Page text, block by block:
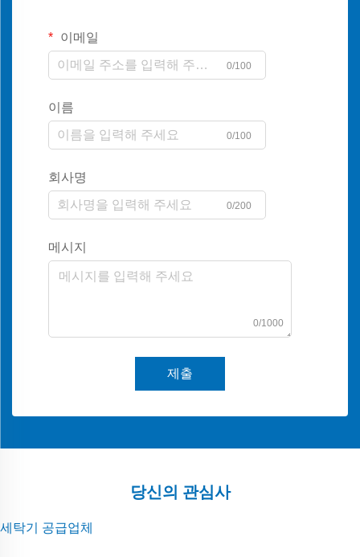
이메일
0/100
이름
0/100
회사명
0/200
메시지
0/1000
제출
당신의 관심사
세탁기 공급업체